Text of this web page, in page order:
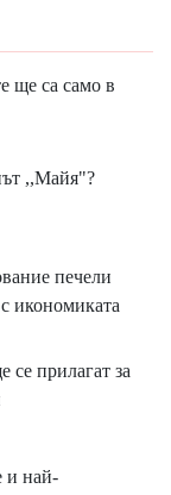
ще са само в
,,Майя"?
печели
икономиката
прилагат за
и най-